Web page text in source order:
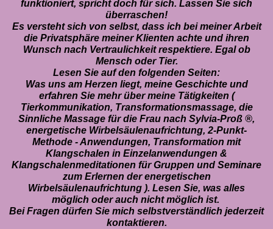
funktioniert, spricht doch für sich. Lassen Sie sich
überraschen!
Es versteht sich von selbst, dass ich bei meiner Arbeit
die Privatsphäre meiner Klienten achte und ihren
Wunsch nach Vertraulichkeit respektiere. Egal ob
Mensch oder Tier.
Lesen Sie auf den folgenden Seiten:
Was uns am Herzen liegt, meine Geschichte und
erfahren Sie mehr über meine Tätigkeiten (
Tierkommunikation, Transformationsmassage, die
Sinnliche Massage für die Frau nach Sylvia-Proß ®,
energetische Wirbelsäulenaufrichtung, 2-Punkt-
Methode - Anwendungen, Transformation mit
Klangschalen in Einzelanwendungen &
Klangschalenmeditationen für Gruppen und Seminare
zum Erlernen der energetischen
Wirbelsäulenaufrichtung ). Lesen Sie, was alles
möglich oder auch nicht möglich ist.
Bei Fragen dürfen Sie mich selbstverständlich jederzeit
kontaktieren.